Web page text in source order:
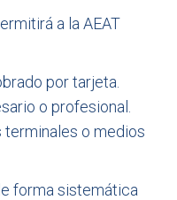
a la AEAT
por tarjeta.
o profesional.
terminales o medios
forma sistemática